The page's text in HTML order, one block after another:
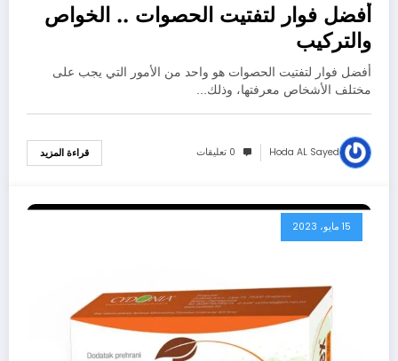
أفضل فوار لتفتيت الحصوات .. الخواص
والتركيب
أفضل فوار لتفتيت الحصوات هو واحد من الأمور التي يجب على
مختلف الأشخاص معرفتها، وذلك…
Hoda AL Sayed 0 تعليقات قراءة المزيد
15 مايو، 2023